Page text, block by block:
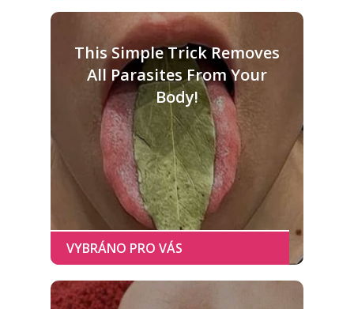
This Simple Trick Removes
All Parasites From Your
Body!